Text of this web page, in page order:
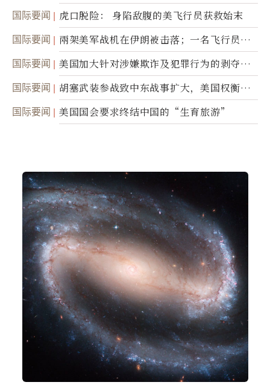
国际要闻 虎口脱险： 身陷敌腹的美飞行员获救始末
国际要闻
兩架美军战机在伊朗被击落；一名飞行员失
踪
国际要闻
美国加大针对涉嫌欺诈及犯罪行为的剥夺公
民权力度
国际要闻
胡塞武装参战致中东战事扩大，美国权衡地
面入侵的可能性
国际要闻 美国国会要求终结中国的“生育旅游”